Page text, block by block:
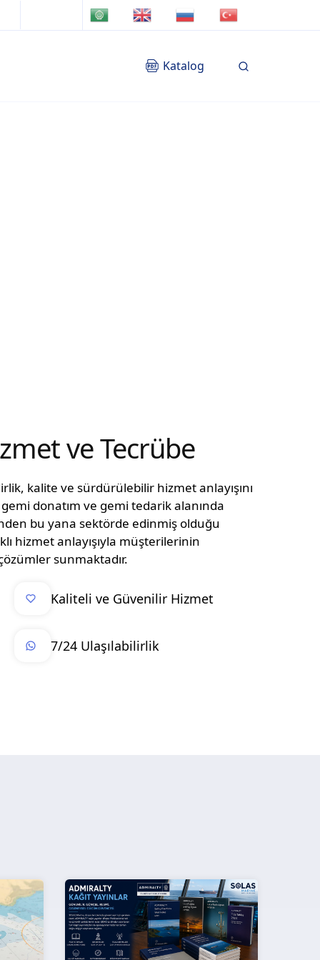
Katalog
ve Tecrübe
kalite ve sürdürülebilir hizmet anlayışını
donatım ve gemi tedarik alanında
bu yana sektörde edinmiş olduğu
hizmet anlayışıyla müşterilerinin
sunmaktadır.
Kaliteli ve Güvenilir Hizmet
7/24 Ulaşılabilirlik